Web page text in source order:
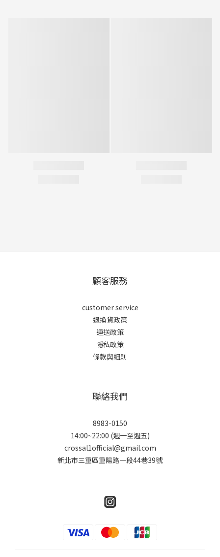
顧客服務
customer service
退換貨政策
運送政策
隱私政策
條款與細則
聯絡我們
8983-0150
14:00~22:00 (週一至週五)
crossal1official@gmail.com
新北市三重區重陽路一段44巷39號